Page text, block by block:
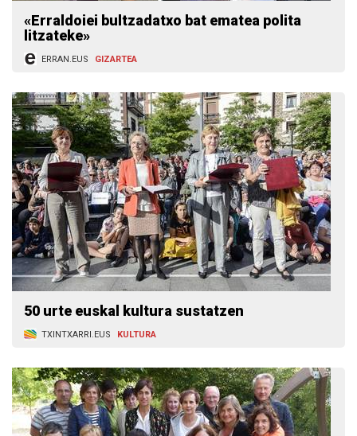
«Erraldoiei bultzadatxo bat ematea polita
litzateke»
ERRAN.EUS GIZARTEA
50 urte euskal kultura sustatzen
TXINTXARRI.EUS KULTURA